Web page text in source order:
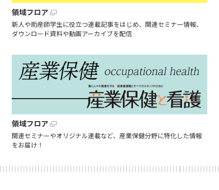
領域フロア
新人や助産師学生に役立つ連載記事をはじめ、関連セミナー情報、
ダウンロード資料や動画アーカイブを配信
領域フロア
関連セミナーやオリジナル連載など、産業保健分野に特化した情報
をお届け！